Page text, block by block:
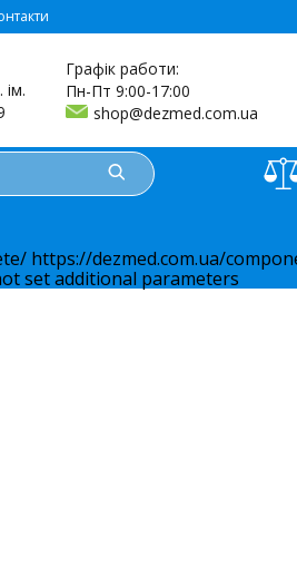
Графік работи:
Пн-Пт 9:00-17:00
shop@dezmed.com.ua
https://dezmed.com.ua/
set additional parameters